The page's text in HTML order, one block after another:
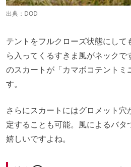
出典： DOD
テントをフルクローズ状態にし
ら入ってくるすきま風がネック
のスカートが「カマボコテントミ
す。
さらにスカートにはグロメット
定することも可能。風によるバタ
嬉しいですよね。